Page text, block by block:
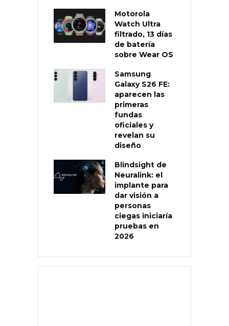
Motorola
Watch Ultra
filtrado, 13 días
de batería
sobre Wear OS
Samsung
Galaxy S26 FE:
aparecen las
primeras
fundas
oficiales y
revelan su
diseño
Blindsight de
Neuralink: el
implante para
dar visión a
personas
ciegas iniciaría
pruebas en
2026